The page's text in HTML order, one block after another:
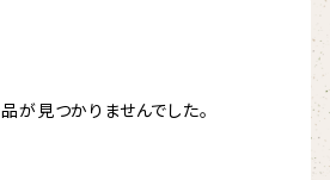
が見つかりませんでした。